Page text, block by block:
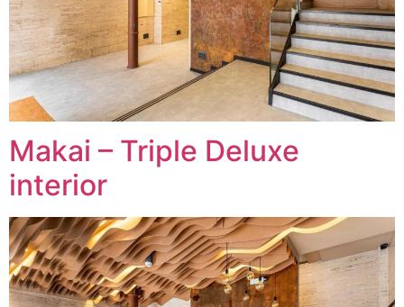
Makai – Triple Deluxe
interior